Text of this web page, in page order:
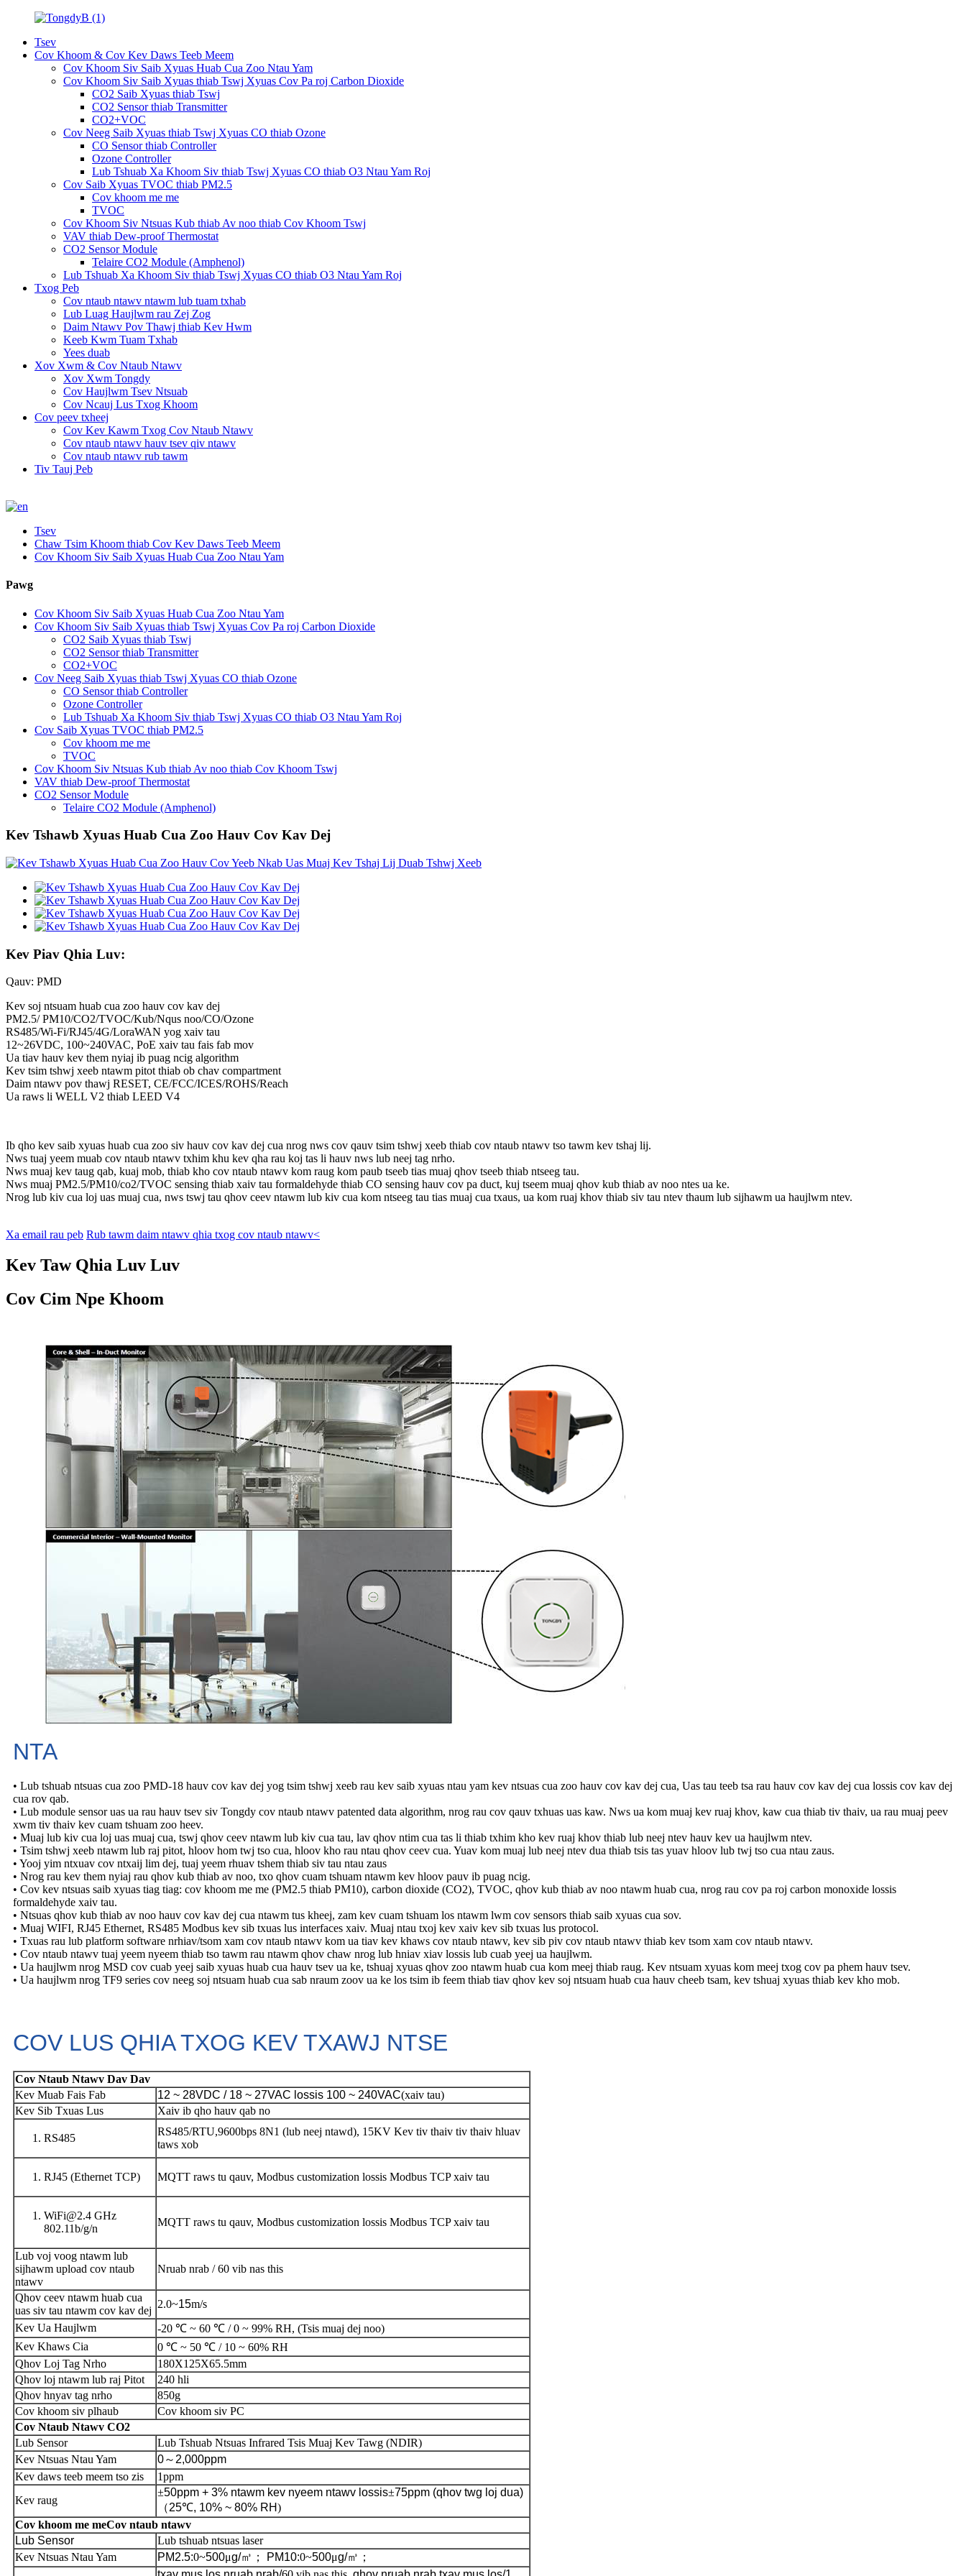
Tsev
Cov Khoom & Cov Kev Daws Teeb Meem
Cov Khoom Siv Saib Xyuas Huab Cua Zoo Ntau Yam
Cov Khoom Siv Saib Xyuas thiab Tswj Xyuas Cov Pa roj Carbon Dioxide
CO2 Saib Xyuas thiab Tswj
CO2 Sensor thiab Transmitter
CO2+VOC
Cov Neeg Saib Xyuas thiab Tswj Xyuas CO thiab Ozone
CO Sensor thiab Controller
Ozone Controller
Lub Tshuab Xa Khoom Siv thiab Tswj Xyuas CO thiab O3 Ntau Yam Roj
Cov Saib Xyuas TVOC thiab PM2.5
Cov khoom me me
TVOC
Cov Khoom Siv Ntsuas Kub thiab Av noo thiab Cov Khoom Tswj
VAV thiab Dew-proof Thermostat
CO2 Sensor Module
Telaire CO2 Module (Amphenol)
Lub Tshuab Xa Khoom Siv thiab Tswj Xyuas CO thiab O3 Ntau Yam Roj
Txog Peb
Cov ntaub ntawv ntawm lub tuam txhab
Lub Luag Haujlwm rau Zej Zog
Daim Ntawv Pov Thawj thiab Kev Hwm
Keeb Kwm Tuam Txhab
Yees duab
Xov Xwm & Cov Ntaub Ntawv
Xov Xwm Tongdy
Cov Haujlwm Tsev Ntsuab
Cov Ncauj Lus Txog Khoom
Cov peev txheej
Cov Kev Kawm Txog Cov Ntaub Ntawv
Cov ntaub ntawv hauv tsev qiv ntawv
Cov ntaub ntawv rub tawm
Tiv Tauj Peb
Tsev
Chaw Tsim Khoom thiab Cov Kev Daws Teeb Meem
Cov Khoom Siv Saib Xyuas Huab Cua Zoo Ntau Yam
Pawg
Cov Khoom Siv Saib Xyuas Huab Cua Zoo Ntau Yam
Cov Khoom Siv Saib Xyuas thiab Tswj Xyuas Cov Pa roj Carbon Dioxide
CO2 Saib Xyuas thiab Tswj
CO2 Sensor thiab Transmitter
CO2+VOC
Cov Neeg Saib Xyuas thiab Tswj Xyuas CO thiab Ozone
CO Sensor thiab Controller
Ozone Controller
Lub Tshuab Xa Khoom Siv thiab Tswj Xyuas CO thiab O3 Ntau Yam Roj
Cov Saib Xyuas TVOC thiab PM2.5
Cov khoom me me
TVOC
Cov Khoom Siv Ntsuas Kub thiab Av noo thiab Cov Khoom Tswj
VAV thiab Dew-proof Thermostat
CO2 Sensor Module
Telaire CO2 Module (Amphenol)
Kev Tshawb Xyuas Huab Cua Zoo Hauv Cov Kav Dej
Kev Piav Qhia Luv:
Qauv: PMD
Kev soj ntsuam huab cua zoo hauv cov kav dej
PM2.5/ PM10/CO2/TVOC/Kub/Nqus noo/CO/Ozone
RS485/Wi-Fi/RJ45/4G/LoraWAN yog xaiv tau
12~26VDC, 100~240VAC, PoE xaiv tau fais fab mov
Ua tiav hauv kev them nyiaj ib puag ncig algorithm
Kev tsim tshwj xeeb ntawm pitot thiab ob chav compartment
Daim ntawv pov thawj RESET, CE/FCC/ICES/ROHS/Reach
Ua raws li WELL V2 thiab LEED V4
Ib qho kev saib xyuas huab cua zoo siv hauv cov kav dej cua nrog nws cov qauv tsim tshwj xeeb thiab cov ntaub ntawv tso tawm kev tshaj lij.
Nws tuaj yeem muab cov ntaub ntawv txhim khu kev qha rau koj tas li hauv nws lub neej tag nrho.
Nws muaj kev taug qab, kuaj mob, thiab kho cov ntaub ntawv kom raug kom paub tseeb tias muaj qhov tseeb thiab ntseeg tau.
Nws muaj PM2.5/PM10/co2/TVOC sensing thiab xaiv tau formaldehyde thiab CO sensing hauv cov pa duct, kuj tseem muaj qhov kub thiab av noo ntes ua ke.
Nrog lub kiv cua loj uas muaj cua, nws tswj tau qhov ceev ntawm lub kiv cua kom ntseeg tau tias muaj cua txaus, ua kom ruaj khov thiab siv tau ntev thaum lub sijhawm ua haujlwm ntev.
Xa email rau peb Rub tawm daim ntawv qhia txog cov ntaub ntawv<
Kev Taw Qhia Luv Luv
Cov Cim Npe Khoom
NTA
• Lub tshuab ntsuas cua zoo PMD-18 hauv cov kav dej yog tsim tshwj xeeb rau kev saib xyuas ntau yam kev ntsuas cua zoo hauv cov kav dej cua, Uas tau teeb tsa rau hauv cov kav dej cua lossis cov kav dej
cua rov qab.
• Lub module sensor uas ua rau hauv tsev siv Tongdy cov ntaub ntawv patented data algorithm, nrog rau cov qauv txhuas uas kaw. Nws ua kom muaj kev ruaj khov, kaw cua thiab tiv thaiv, ua rau muaj peev
xwm tiv thaiv kev cuam tshuam zoo heev.
• Muaj lub kiv cua loj uas muaj cua, tswj qhov ceev ntawm lub kiv cua tau, lav qhov ntim cua tas li thiab txhim kho kev ruaj khov thiab lub neej ntev hauv kev ua haujlwm ntev.
• Tsim tshwj xeeb ntawm lub raj pitot, hloov hom twj tso cua, hloov kho rau ntau qhov ceev cua. Yuav kom muaj lub neej ntev dua thiab tsis tas yuav hloov lub twj tso cua ntau zaus.
• Yooj yim ntxuav cov ntxaij lim dej, tuaj yeem rhuav tshem thiab siv tau ntau zaus
• Nrog rau kev them nyiaj rau qhov kub thiab av noo, txo qhov cuam tshuam ntawm kev hloov pauv ib puag ncig.
• Cov kev ntsuas saib xyuas tiag tiag: cov khoom me me (PM2.5 thiab PM10), carbon dioxide (CO2), TVOC, qhov kub thiab av noo ntawm huab cua, nrog rau cov pa roj carbon monoxide lossis
formaldehyde xaiv tau.
• Ntsuas qhov kub thiab av noo hauv cov kav dej cua ntawm tus kheej, zam kev cuam tshuam los ntawm lwm cov sensors thiab saib xyuas cua sov.
• Muaj WIFI, RJ45 Ethernet, RS485 Modbus kev sib txuas lus interfaces xaiv. Muaj ntau txoj kev xaiv kev sib txuas lus protocol.
• Txuas rau lub platform software nrhiav/tsom xam cov ntaub ntawv kom ua tiav kev khaws cov ntaub ntawv, kev sib piv cov ntaub ntawv thiab kev tsom xam cov ntaub ntawv.
• Cov ntaub ntawv tuaj yeem nyeem thiab tso tawm rau ntawm qhov chaw nrog lub hniav xiav lossis lub cuab yeej ua haujlwm.
• Ua haujlwm nrog MSD cov cuab yeej saib xyuas huab cua hauv tsev ua ke, tshuaj xyuas qhov zoo ntawm huab cua kom meej thiab raug. Kev ntsuam xyuas kom meej txog cov pa phem hauv tsev.
• Ua haujlwm nrog TF9 series cov neeg soj ntsuam huab cua sab nraum zoov ua ke los tsim ib feem thiab tiav qhov kev soj ntsuam huab cua hauv cheeb tsam, kev tshuaj xyuas thiab kev kho mob.
COV LUS QHIA TXOG KEV TXAWJ NTSE
Cov Ntaub Ntawv Dav Dav
Kev Muab Fais Fab
12 ~ 28VDC / 18 ~ 27VAC lossis 100 ~ 240VAC(xaiv tau)
Kev Sib Txuas Lus
Xaiv ib qho hauv qab no
RS485
RS485/RTU,9600bps 8N1 (lub neej ntawd), 15KV Kev tiv thaiv tiv thaiv hluav
taws xob
RJ45 (Ethernet TCP) MQTT raws tu qauv, Modbus customization lossis Modbus TCP xaiv tau
WiFi@2.4 GHz
802.11b/g/n
MQTT raws tu qauv, Modbus customization lossis Modbus TCP xaiv tau
Lub voj voog ntawm lub
sijhawm upload cov ntaub
ntawv
Nruab nrab / 60 vib nas this
Qhov ceev ntawm huab cua
uas siv tau ntawm cov kav dej
2.0~15m/s
Kev Ua Haujlwm
-20 ℃ ~ 60 ℃ / 0 ~ 99% RH, (Tsis muaj dej noo)
Kev Khaws Cia
0 ℃ ~ 50 ℃ / 10 ~ 60% RH
Qhov Loj Tag Nrho
180X125X65.5mm
Qhov loj ntawm lub raj Pitot
240 hli
Qhov hnyav tag nrho
850g
Cov khoom siv plhaub
Cov khoom siv PC
Cov Ntaub Ntawv CO2
Lub Sensor
Lub Tshuab Ntsuas Infrared Tsis Muaj Kev Tawg (NDIR)
Kev Ntsuas Ntau Yam
0～ 2,000ppm
Kev daws teeb meem tso zis
1ppm
Kev raug
±50ppm + 3% ntawm kev nyeem ntawv lossis±75ppm (qhov twg loj dua)
（25℃, 10% ~ 80% RH)
Cov khoom me meCov ntaub ntawv
Lub Sensor
Lub tshuab ntsuas laser
Kev Ntsuas Ntau Yam
PM2.5:0~500μg/㎥ ； PM10:0~500μg/㎥；